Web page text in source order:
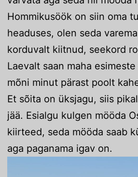
Hommikusöök on siin oma
headuses, olen seda
korduvalt kiitnud, seekord
Laevalt saan maha
mõni minut pärast poolt
Et sõita on üksjagu, siis
jää. Esialgu kulgen mööda
kiirteed, seda mööda saab
aga paganama igav on.